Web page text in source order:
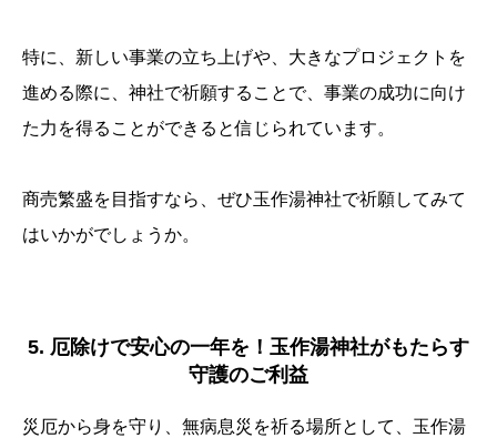
特に、新しい事業の立ち上げや、大きなプロジェクトを
進める際に、神社で祈願することで、事業の成功に向け
た力を得ることができると信じられています。
商売繁盛を目指すなら、ぜひ玉作湯神社で祈願してみて
はいかがでしょうか。
5. 厄除けで安心の一年を！玉作湯神社がもたらす
守護のご利益
災厄から身を守り、無病息災を祈る場所として、玉作湯